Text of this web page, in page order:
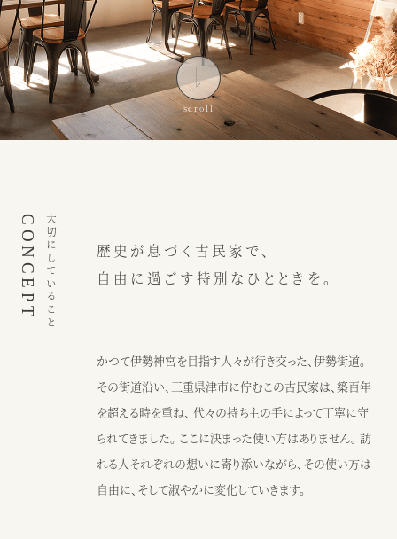
トップページ
大切にしていること
インスピレーション
ウェディング
スタッフ
よくある質問
ブログ
ニュース
ウェディング予約 カフェ予約
カフェ ウェディング
JR阿漕駅から徒歩15分、三交バスエンマ堂前から徒歩3分、津駅から車
大切にしていること
CONCEPT
歴史が息づく古民家で、
自由に過ごす特別なひとときを。
かつて伊勢神宮を目指す人々が行き交った、伊勢街道。
その街道沿い、三重県津市に佇むこの古民家は、築百年
を超える時を重ね、 代々の持ち主の手によって丁寧に守
られてきました。 ここに決まった使い方はありません。 訪
れる人それぞれの想いに寄り添いながら、その使い方は
自由に、そして淑やかに変化していきます。